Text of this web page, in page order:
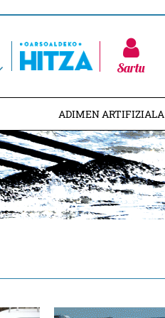
Sartu
ADIMEN ARTIFIZIALA